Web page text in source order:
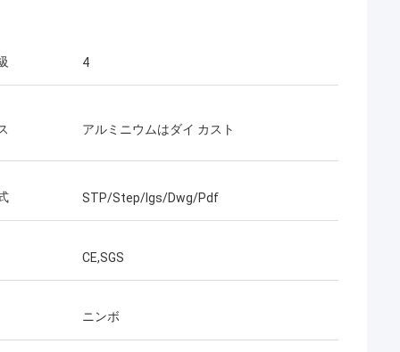
4
アルミニウムはダイ カスト
STP/Step/Igs/Dwg/Pdf
CE,SGS
ニンボ